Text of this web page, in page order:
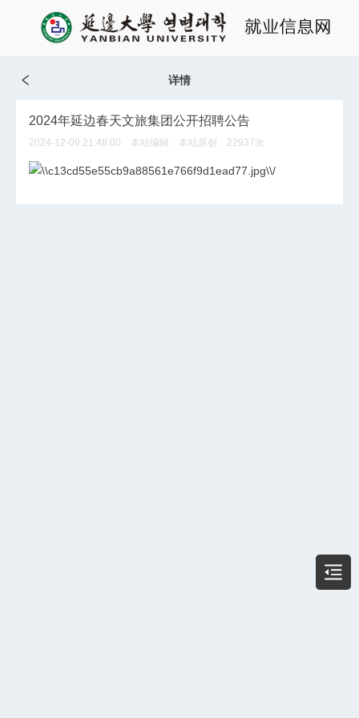
详情
2024年延边春天文旅集团公开招聘公告
2024-12-09 21:48:00 本站编辑 本站原创 22937次